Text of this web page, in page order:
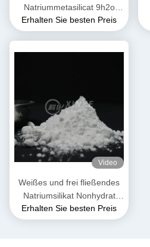
Natriummetasilicat 9h2o
13517-24-3 in Wasser löslich
Erhalten Sie besten Preis
Video
Weißes und frei fließendes
Natriumsilikat Nonhydrat
Granulat / Pulver Geruchlos
Cas 13517 24 3
Erhalten Sie besten Preis